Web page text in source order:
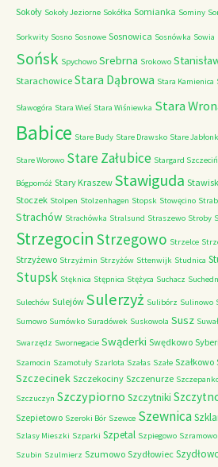
Sokoły Sokoły Jeziorne Sokółka Somianka Sominy
Sorkwity Sosno Sosnowe Sosnowica Sosnówka Sowia
Sońsk Spychowo Srebrna Srokowo
Starachowice Stara Dąbrowa Stara Kamienica
Sławogóra Stara Wieś Stara Wiśniewka Stara
Babice Stare Budy Stare Drawsko Stare
Stare Worowo Stare Załubice Stargard
Bógpomóż Stary Kraszew Stawiguda
Stoczek Stolpen Stolzenhagen Stopsk Stowęcino
Strachów Strachówka Stralsund Straszewo Stroby
Strzegocin Strzegowo Strzelce
Strzyżewo Strzyżmin Strzyżów Sttenwijk Studnica
Stupsk Stęknica Stępnica Stężyca Suchacz
Sulechów Sulejów Sulerzyż Sulibórz Sulinowo
Sumowo Sumówko Suradówek Suskowola Susz
Swarzędz Swornegacie Swąderki Swędkowo
Szamocin Szamotuły Szarlota Szałas Szałe Szałkowo
Szczecinek Szczekociny Szczenurze
Szczuczyn Szczypiorno Szczytniki
Szepietowo Szeroki Bór Szewce Szewnica
Szlasy Mieszki Szparki Szpetal Szpiegowo Szramowo
Szubin Szulmierz Szumowo Szydłowiec